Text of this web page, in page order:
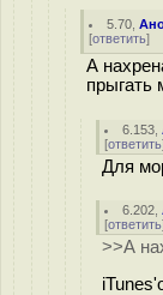
5.70 ,
[ответить]
А
прыгать
6.153 ,
[ответить
Для
6.202 ,
[ответить
>>А